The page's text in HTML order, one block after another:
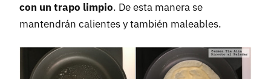
con un trapo limpio. De esta manera se
mantendrán calientes y también maleables.